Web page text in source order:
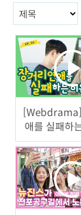
구분항목
애를 실패하
브여행